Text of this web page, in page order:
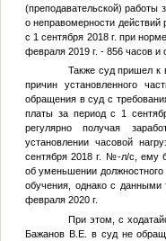
(преподавательской) работы
о неправомерности действий
с 1 сентября 2018 г. при
февраля 2019 г. - 856 часов и
Также суд пришел к
причин установленного
обращения в суд с
платы за период с 1
регулярно получая
установлении часовой
сентября 2018 г.
№-л/с, ему
об уменьшении должностного
обучения, однако с данными
февраля 2020 г.
При этом, с
Бажанов В.Е. в суд не